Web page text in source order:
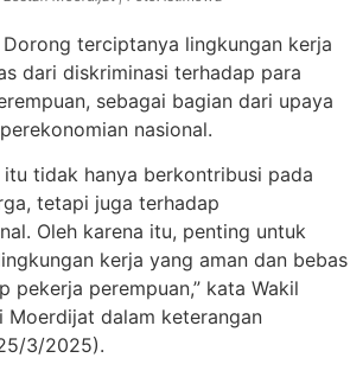
Dorong terciptanya lingkungan kerja
dari diskriminasi terhadap para
sebagai bagian dari upaya
nasional.
itu tidak hanya berkontribusi pada
tetapi juga terhadap
Oleh karena itu, penting untuk
kerja yang aman dan bebas
pekerja perempuan,” kata Wakil
Moerdijat dalam keterangan
3/2025).